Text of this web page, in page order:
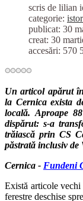
scris de lilian
categorie:
publicat: 30
creat: 30
accesări: 570
Un articol apărut
la Cernica exista
locală. Aproape
dispărut: s-a
trăiască prin CS
păstrată inclusiv de
Cernica - Fundeni
Există articole vechi
ferestre deschise spre